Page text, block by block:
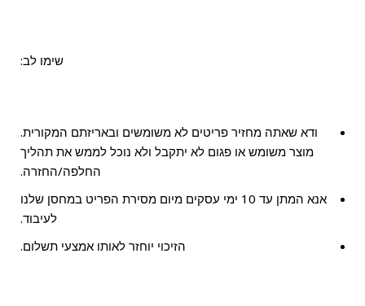
שימו לב:
ודא שאתה מחזיר פריטים לא משומשים ובאריזתם המקורית.
מוצר משומש או פגום לא יתקבל ולא נוכל לממש את תהליך
החלפה/החזרה.
אנא המתן עד 10 ימי עסקים מיום מסירת הפריט במחסן שלנו
לעיבוד.
הזיכוי יוחזר לאותו אמצעי תשלום.